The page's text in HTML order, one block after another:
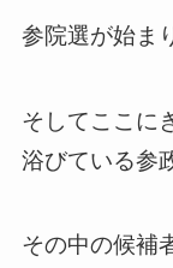
参院選が始ま
そしてここに
浴びている参
その中の候補